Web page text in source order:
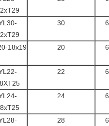
30
18x19 20
22
24
28